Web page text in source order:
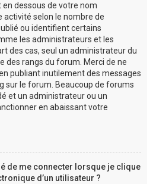
en dessous de votre nom
activité selon le nombre de
ou identifient certains
les administrateurs et les
des cas, seul un administrateur du
des rangs du forum. Merci de ne
publiant inutilement des messages
sur le forum. Beaucoup de forums
et un administrateur ou un
en abaissant votre
de me connecter lorsque je clique
d’un utilisateur ?